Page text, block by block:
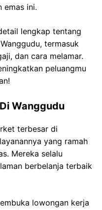
emas ini.
lengkap tentang
termasuk
dan cara melamar.
peluangmu
Wanggudu
terbesar di
yang ramah
Mereka selalu
berbelanja terbaik
lowongan kerja